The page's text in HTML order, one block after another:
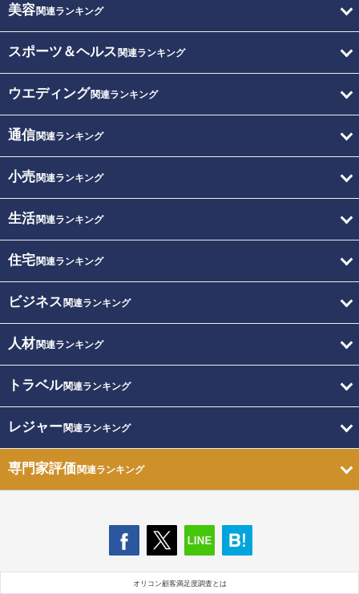
美容関連ランキング
スポーツ＆ヘルス 関連ランキング
ウエディング関連ランキング
通信関連ランキング
小売関連ランキング
生活関連ランキング
住宅関連ランキング
ビジネス 関連ランキング
人材関連ランキング
トラベル関連ランキング
レジャー関連ランキング
専門家評価関連ランキング
オリコン顧客満足度調査とは